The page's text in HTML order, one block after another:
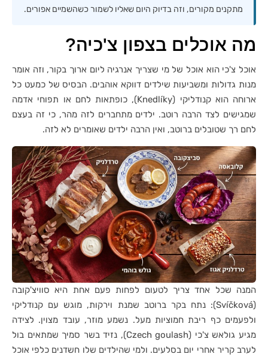
מתקנים מקורים, וזה בדיוק היום שאליו לשמור כשהשמיים אפורים.
מה אוכלים בצפון צ'כיה?
אוכל צ'כי הוא אוכל של מי שצריך אנרגיה ליום ארוך בקור, וזה אומר
מנות גדולות ומשביעות שילדים דווקא אוהבים. הבסיס של כמעט כל
ארוחה הוא קנודליקי (Knedlíky), כופתאות לחם או תפוחי אדמה
שמגישים לצד הרבה רוטב. ילדים מתחברים לזה מהר, כי זה בעצם
לחם רך שטובלים ברוטב, ואין הרבה ילדים שאומרים לא לזה.
המנה שכל אחד צריך לטעום לפחות פעם אחת היא סוויצ'קובה
(Svíčková): נתח בקר ברוטב שמנת וירקות, מוגש עם קנודליקי
ולפעמים כף ריבת חמוציות מעל. נשמע מוזר, עובד מצוין. לצידה
מגיע גולאש צ'כי (Czech goulash), נזיד בשר סמיך שמתאים בול
לערב קריר אחרי יום בסלעים. ולמי שהילדים שלו חשדנים כלפי אוכל